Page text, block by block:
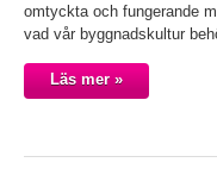
omtyckta och fungerande
vad vår byggnadskultur
Läs mer »